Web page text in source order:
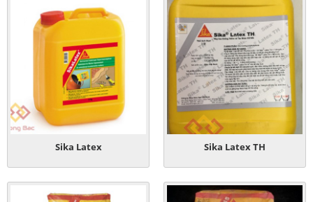
Sika Latex Sika Latex TH